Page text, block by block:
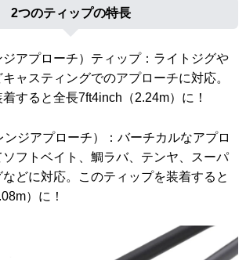
2つのティップの特長
アプローチ）ティップ：ライトジグや
ャスティングでのアプローチに対応。
すると全長7ft4inch（2.24m）に！
ジアプローチ）：バーチカルなアプロ
フトベイト、鯛ラバ、テンヤ、スーパ
どに対応。このティップを装着すると
）に！